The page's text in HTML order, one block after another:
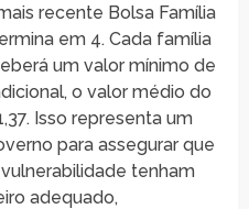
recente Bolsa Família
em 4. Cada família
um valor mínimo de
o valor médio do
Isso representa um
para assegurar que
tenham
adequado,